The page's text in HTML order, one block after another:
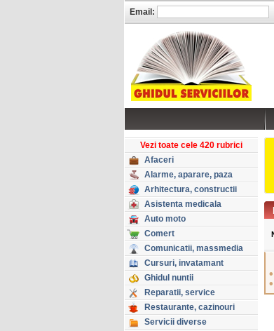
Vezi toate cele 420 rubrici
Afaceri
Alarme, aparare, paza
Arhitectura, constructii
Asistenta medicala
Auto moto
Comert
Comunicatii, massmedia
Cursuri, invatamant
Ghidul nuntii
Reparatii, service
Restaurante, cazinouri
Servicii diverse
•
•
Email: